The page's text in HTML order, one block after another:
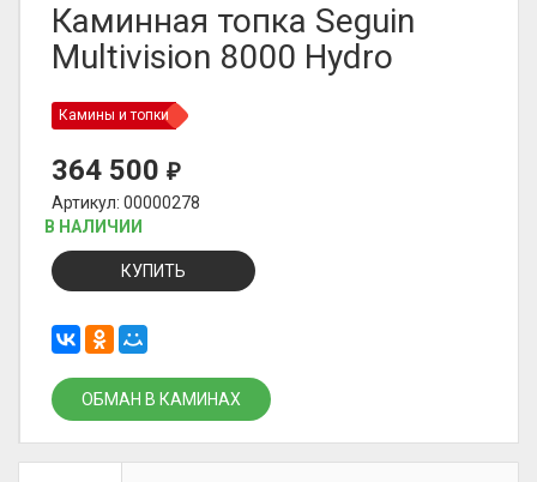
Каминная топка Seguin
Multivision 8000 Hydro
Камины и топки
364 500 ₽
Артикул: 00000278
В НАЛИЧИИ
КУПИТЬ
ОБМАН В КАМИНАХ